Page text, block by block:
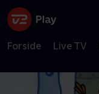
Forside Live TV